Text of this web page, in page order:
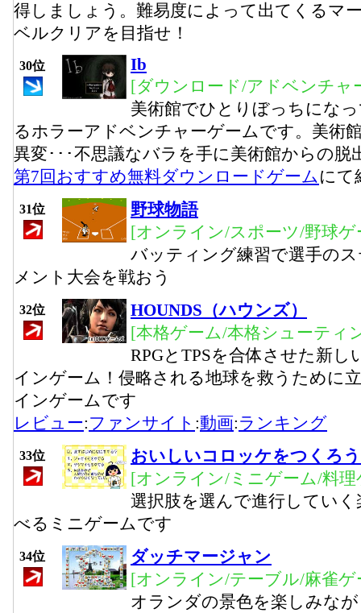
得しましょう。難易度によって出てくるマ
ベルクリアを目指せ！
30位
Ib
[ダウンロード/アドベンチャ
美術館でひとりぼっちにな
るホラーアドベンチャーゲームです。美術
異変･･･不思議なバラを手に美術館からの脱
第7回おすすめ無料ダウンロードゲームにて
31位
野球物語
[オンライン/スポーツ/野球ゲ
バッティング練習で選手の
メント大会を戦おう
32位
HOUNDS（ハウンズ）
[本格ゲーム/本格シューティ
RPGとTPSを合体させた新し
インゲーム！侵略される地球を救うために
インゲームです
レビュー:ファンサイト :動画:ランキング
33位
おいしいコロッケをつくろ
[オンライン/ミニゲーム/料
選択肢を選んで進行してい
べるミニゲームです
34位
ダッチマージャン
[オンライン/テーブル/麻雀ゲ
オランダの景色を楽しみな